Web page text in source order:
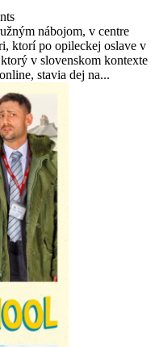
nábojom, v centre
ktorí po opileckej oslave v
v slovenskom kontexte
stavia dej na...